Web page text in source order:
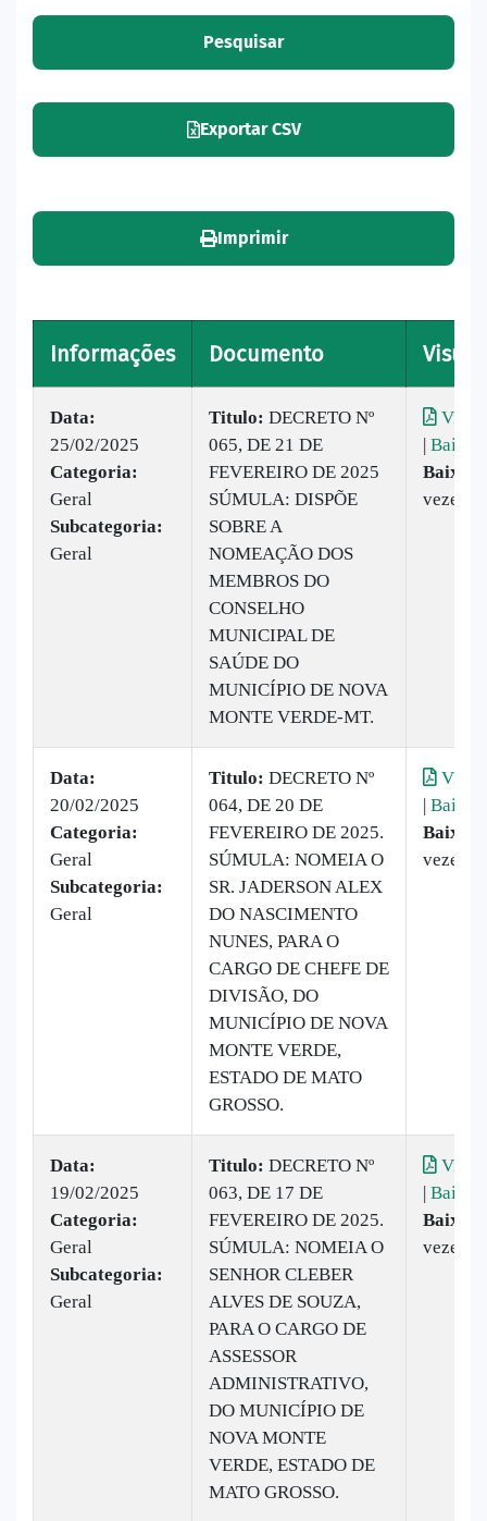
Pesquisar
Exportar CSV
Imprimir
Informações Documento
Data:
25/02/2025
Categoria:
Geral
Subcategoria:
Geral
Titulo: DECRETO Nº
065, DE 21 DE
FEVEREIRO DE 2025
SÚMULA: DISPÕE
SOBRE A
NOMEAÇÃO DOS
MEMBROS DO
CONSELHO
MUNICIPAL DE
SAÚDE DO
MUNICÍPIO DE NOVA
MONTE VERDE-MT.
| Baixar
vezes
Data:
20/02/2025
Categoria:
Geral
Subcategoria:
Geral
Titulo: DECRETO Nº
064, DE 20 DE
FEVEREIRO DE 2025.
SÚMULA: NOMEIA O
SR. JADERSON ALEX
DO NASCIMENTO
NUNES, PARA O
CARGO DE CHEFE DE
DIVISÃO, DO
MUNICÍPIO DE NOVA
MONTE VERDE,
ESTADO DE MATO
GROSSO.
| Baixar
vezes
Data:
19/02/2025
Categoria:
Geral
Subcategoria:
Geral
Titulo: DECRETO Nº
063, DE 17 DE
FEVEREIRO DE 2025.
SÚMULA: NOMEIA O
SENHOR CLEBER
ALVES DE SOUZA,
PARA O CARGO DE
ASSESSOR
ADMINISTRATIVO,
DO MUNICÍPIO DE
NOVA MONTE
VERDE, ESTADO DE
MATO GROSSO.
| Baixar
vezes